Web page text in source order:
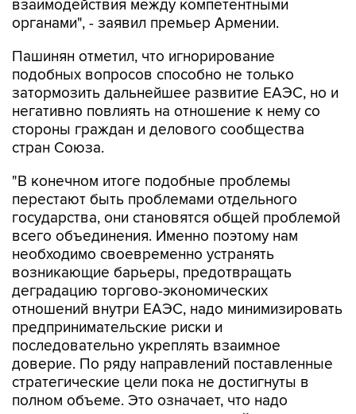
Пашинян отметил, что игнорирование
затормозить дальнейшее развитие ЕАЭС, но и
негативно повлиять на отношение к нему со
стороны граждан и делового сообщества
стран Союза.
"В конечном итоге подобные проблемы
государства, они становятся общей проблемой
всего объединения. Именно поэтому нам
необходимо своевременно устранять
возникающие барьеры, предотвращать
деградацию торгово-экономических
отношений внутри ЕАЭС, надо минимизировать
предпринимательские риски и
последовательно укреплять взаимное
доверие. По ряду направлений поставленные
стратегические цели пока не достигнуты в
полном объеме. Это означает, что надо
сосредоточиться на практической реализации
уже принятых решений", - заявил Пашинян.